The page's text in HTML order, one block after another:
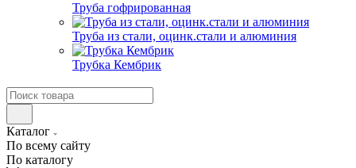
Труба гофрированная
Труба из стали, оцинк.стали и алюминия
Трубка Кембрик
Каталог
По всему сайту
По каталогу